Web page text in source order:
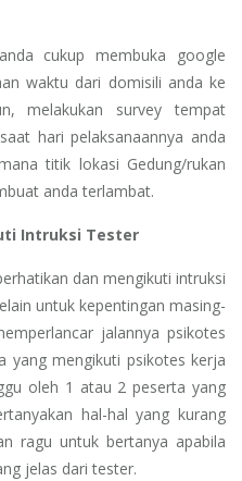
cukup membuka google
waktu dari domisili anda ke
melakukan survey tempat
hari pelaksanaannya anda
titik lokasi Gedung/rukan
anda terlambat.
Intruksi Tester
dan mengikuti intruksi
untuk kepentingan masing-
jalannya psikotes
yang mengikuti psikotes kerja
oleh 1 atau 2 peserta yang
hal-hal yang kurang
ragu untuk bertanya apabila
jelas dari tester.